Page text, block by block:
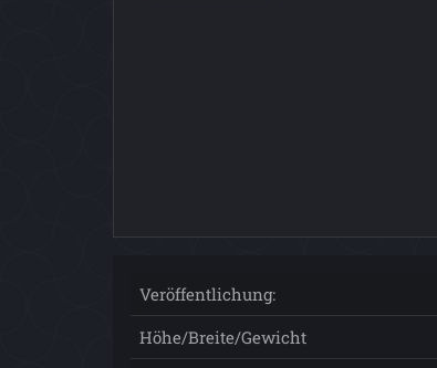
Veröffentlichung:
Höhe/Breite/Gewicht